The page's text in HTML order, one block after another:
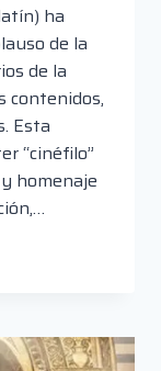
ha
de la
de la
contenidos,
Esta
“cinéfilo”
homenaje